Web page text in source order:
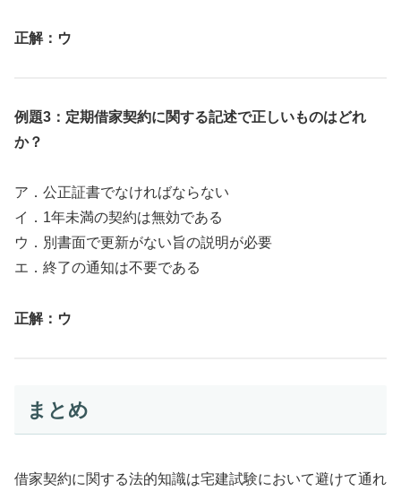
正解：ウ
例題3：定期借家契約に関する記述で正しいものはどれ
か？
ア．公正証書でなければならない
イ．1年未満の契約は無効である
ウ．別書面で更新がない旨の説明が必要
エ．終了の通知は不要である
正解：ウ
まとめ
借家契約に関する法的知識は宅建試験において避けて通れ